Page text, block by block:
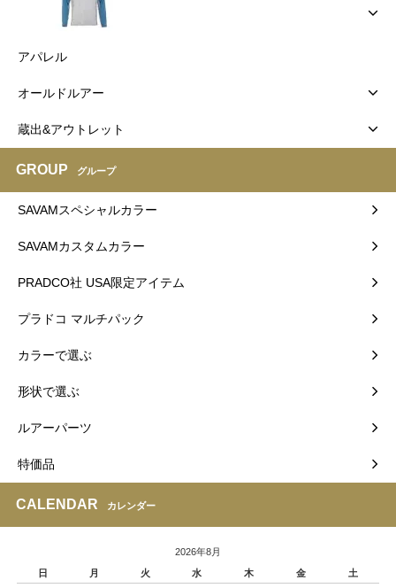
アパレル
オールドルアー
蔵出&アウトレット
GROUP グループ
SAVAMスペシャルカラー
SAVAMカスタムカラー
PRADCO社 USA限定アイテム
プラドコ マルチパック
カラーで選ぶ
形状で選ぶ
ルアーパーツ
特価品
CALENDAR カレンダー
2026年8月
日
月 火 水 木 金 土